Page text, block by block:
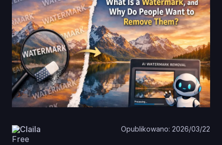
Claila Opublikowano: 2026/03/22